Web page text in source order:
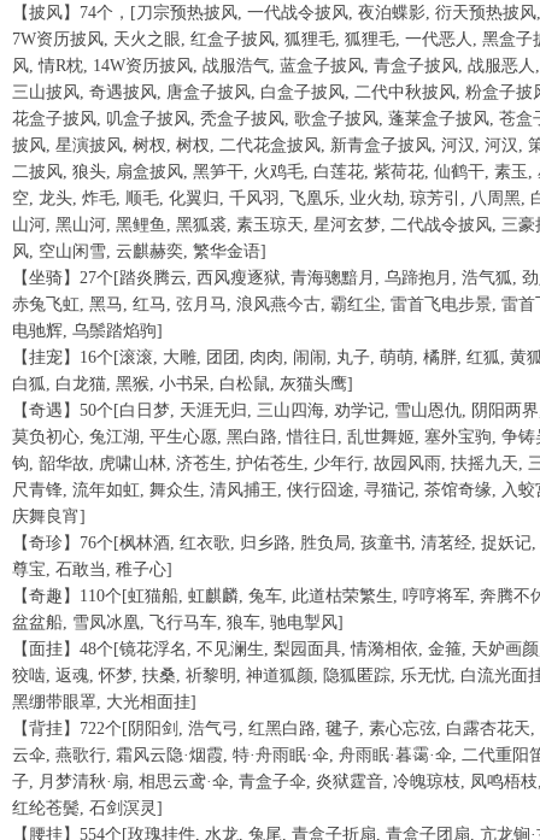
【披风】74个，[刀宗预热披风, 一代战令披风, 夜泊蝶影, 衍天预热披风,
7W资历披风, 天火之眼, 红盒子披风, 狐狸毛, 狐狸毛, 一代恶人, 黑盒子
风, 情R枕, 14W资历披风, 战服浩气, 蓝盒子披风, 青盒子披风, 战服恶人,
三山披风, 奇遇披风, 唐盒子披风, 白盒子披风, 二代中秋披风, 粉盒子披
花盒子披风, 叽盒子披风, 秃盒子披风, 歌盒子披风, 蓬莱盒子披风, 苍盒
披风, 星演披风, 树杈, 树杈, 二代花盒披风, 新青盒子披风, 河汉, 河汉,
二披风, 狼头, 扇盒披风, 黑笋干, 火鸡毛, 白莲花, 紫荷花, 仙鹤干, 素玉,
空, 龙头, 炸毛, 顺毛, 化翼归, 千风羽, 飞凰乐, 业火劫, 琼芳引, 八周黑,
山河, 黑山河, 黑鲤鱼, 黑狐裘, 素玉琼天, 星河玄梦, 二代战令披风, 三豪
风, 空山闲雪, 云麒赫奕, 繁华金语]
【坐骑】27个[踏炎腾云, 西风瘦逐狱, 青海骢黯月, 乌蹄抱月, 浩气狐,
赤兔飞虹, 黑马, 红马, 弦月马, 浪风燕今古, 霸红尘, 雷首飞电步景, 雷首
电驰辉, 乌鬃踏焰驹]
【挂宠】16个[滚滚, 大雕, 团团, 肉肉, 闹闹, 丸子, 萌萌, 橘胖, 红狐, 黄
白狐, 白龙猫, 黑猴, 小书呆, 白松鼠, 灰猫头鹰]
【奇遇】50个[白日梦, 天涯无归, 三山四海, 劝学记, 雪山恩仇, 阴阳两
莫负初心, 兔江湖, 平生心愿, 黑白路, 惜往日, 乱世舞姬, 塞外宝驹, 争铸
钩, 韶华故, 虎啸山林, 济苍生, 护佑苍生, 少年行, 故园风雨, 扶摇九天,
尺青锋, 流年如虹, 舞众生, 清风捕王, 侠行囧途, 寻猫记, 茶馆奇缘, 入蛟
庆舞良宵]
【奇珍】76个[枫林酒, 红衣歌, 归乡路, 胜负局, 孩童书, 清茗经, 捉妖记,
尊宝, 石敢当, 稚子心]
【奇趣】110个[虹猫船, 虹麒麟, 兔车, 此道枯荣繁生, 哼哼将军, 奔腾不
盆盆船, 雪凤冰凰, 飞行马车, 狼车, 驰电掣风]
【面挂】48个[镜花浮名, 不见澜生, 梨园面具, 情漪相依, 金箍, 天妒画
狡啮, 返魂, 怀梦, 扶桑, 祈黎明, 神道狐颜, 隐狐匿踪, 乐无忧, 白流光面
黑绷带眼罩, 大光相面挂]
【背挂】722个[阴阳剑, 浩气弓, 红黑白路, 毽子, 素心忘弦, 白露杏花天,
云伞, 燕歌行, 霜风云隐·烟霞, 特·舟雨眠·伞, 舟雨眠·暮霭·伞, 二代重阳
子, 月梦清秋·扇, 相思云鸢·伞, 青盒子伞, 炎狱霆音, 冷魄琼枝, 凤鸣梧
红纶苍鬓, 石剑溟灵]
【腰挂】554个[玫瑰挂件, 水龙, 兔尾, 青盒子折扇, 青盒子团扇, 亢龙锏·